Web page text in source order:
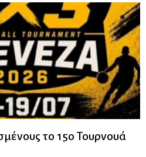
το 15ο Τουρνουά